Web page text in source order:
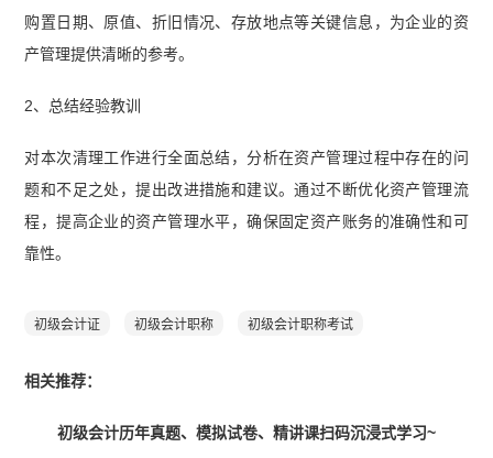
购置日期、原值、折旧情况、存放地点等关键信息，为企业的资
产管理提供清晰的参考。
2、总结经验教训
对本次清理工作进行全面总结，分析在资产管理过程中存在的问
题和不足之处，提出改进措施和建议。通过不断优化资产管理流
程，提高企业的资产管理水平，确保固定资产账务的准确性和可
靠性。
初级会计证 初级会计职称 初级会计职称考试
相关推荐：
初级会计历年真题、模拟试卷、精讲课扫码沉浸式学习~